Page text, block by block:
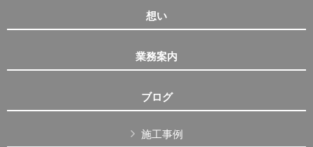
想い
業務案内
ブログ
施工事例